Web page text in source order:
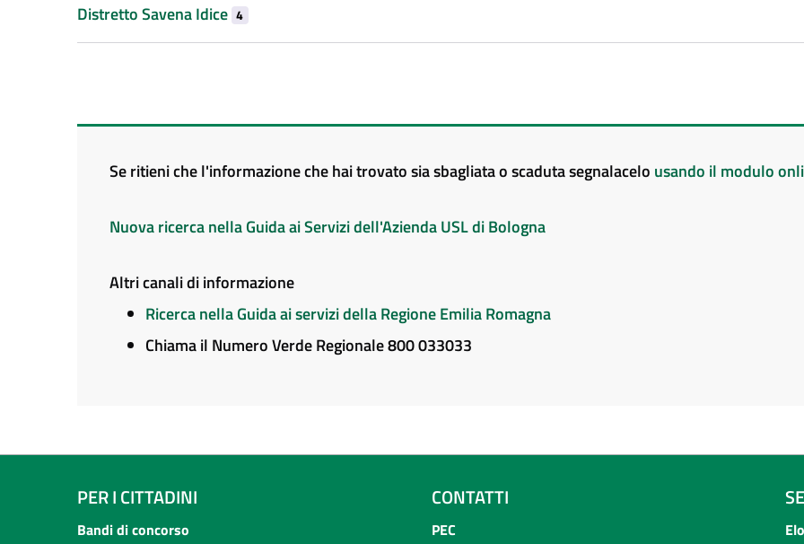
Distretto Savena Idice 4
Se ritieni che l'informazione che hai trovato sia sbagliata o scaduta segnalacelo usando il modulo
Nuova ricerca nella Guida ai Servizi dell'Azienda USL di Bologna
Altri canali di informazione
Ricerca nella Guida ai servizi della Regione Emilia Romagna
Chiama il Numero Verde Regionale 800 033033
PER I CITTADINI
Bandi di concorso
CONTATTI
PEC